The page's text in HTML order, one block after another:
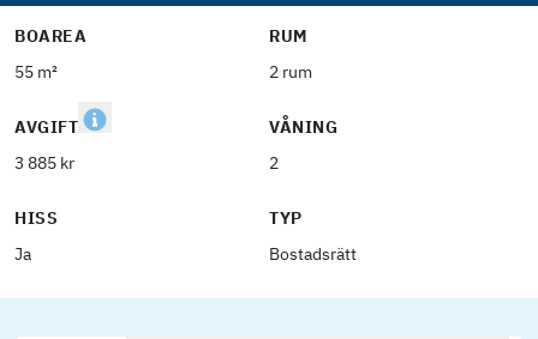
BOAREA
55 m²
RUM
2 rum
AVGIFT
3 885 kr
VÅNING
2
HISS
Ja
TYP
Bostadsrätt